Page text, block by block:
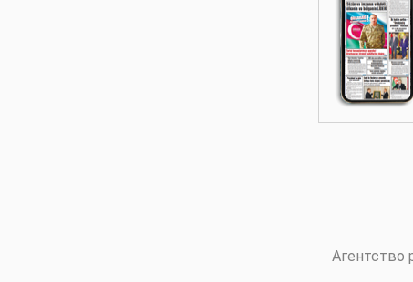
Аналитика
Агентство